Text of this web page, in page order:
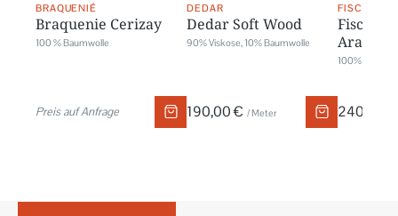
BRAQUENIÉ
Braquenie Cerizay
100 % Baumwolle
Preis auf Anfrage
DEDAR
Dedar Soft Wood
90% Viskose, 10% Baumwolle
190,00 € / Meter
Arabis
100% Trevira
240,00 €